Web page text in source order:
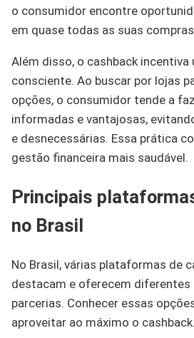
o consumidor encontre
em quase todas as suas
Além disso, o cashback
consciente. Ao buscar por lojas
opções, o consumidor tende a
informadas e vantajosas,
e desnecessárias. Essa prática
gestão financeira mais saudável.
Principais
no Brasil
No Brasil, várias plataformas de
destacam e oferecem diferentes
parcerias. Conhecer essas
aproveitar ao máximo o cashback.